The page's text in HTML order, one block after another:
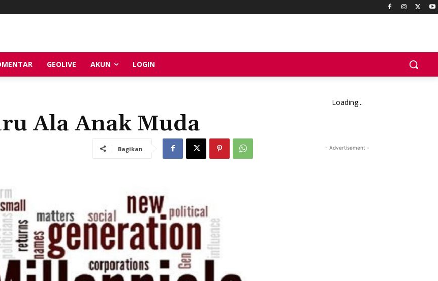
GEOLIVE AKUN LOGIN
Ala Anak Muda
Bagikan
Loading...
- Advertisement -